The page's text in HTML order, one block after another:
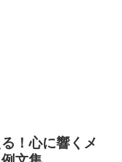
！心に響くメ